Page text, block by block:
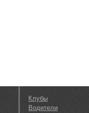
Клубы
Водители